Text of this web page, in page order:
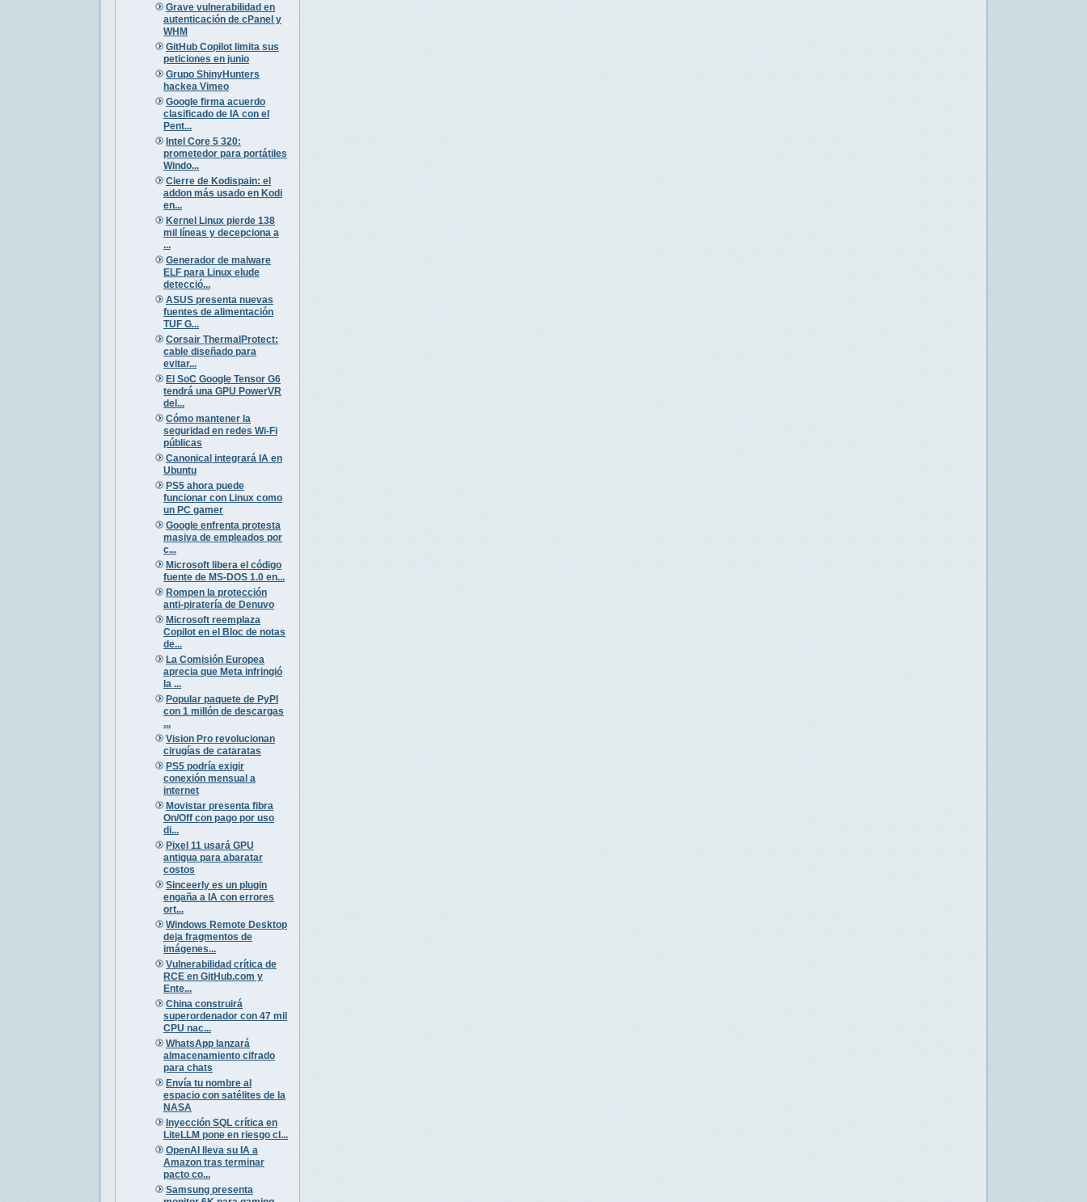
Grave vulnerabilidad en
autenticación de cPanel y
WHM
GitHub Copilot limita sus
peticiones en junio
Grupo ShinyHunters
hackea Vimeo
Google firma acuerdo
clasificado de IA con el
Pent...
Intel Core 5 320:
prometedor para portátiles
Windo...
Cierre de Kodispain: el
addon más usado en Kodi
en...
Kernel Linux pierde 138
mil líneas y decepciona a
...
Generador de malware
ELF para Linux elude
detecció...
ASUS presenta nuevas
fuentes de alimentación
TUF G...
Corsair ThermalProtect:
cable diseñado para
evitar...
El SoC Google Tensor G6
tendrá una GPU PowerVR
del...
Cómo mantener la
seguridad en redes Wi-Fi
públicas
Canonical integrará IA en
Ubuntu
PS5 ahora puede
funcionar con Linux como
un PC gamer
Google enfrenta protesta
masiva de empleados por
c...
Microsoft libera el código
fuente de MS-DOS 1.0 en...
Rompen la protección
anti-piratería de Denuvo
Microsoft reemplaza
Copilot en el Bloc de notas
de...
La Comisión Europea
aprecia que Meta infringió
la ...
Popular paquete de PyPI
con 1 millón de descargas
...
Vision Pro revolucionan
cirugías de cataratas
PS5 podría exigir
conexión mensual a
internet
Movistar presenta fibra
On/Off con pago por uso
di...
Pixel 11 usará GPU
antigua para abaratar
costos
Sinceerly es un plugin
engaña a IA con errores
ort...
Windows Remote Desktop
deja fragmentos de
imágenes...
Vulnerabilidad crítica de
RCE en GitHub.com y
Ente...
China construirá
superordenador con 47 mil
CPU nac...
WhatsApp lanzará
almacenamiento cifrado
para chats
Envía tu nombre al
espacio con satélites de la
NASA
Inyección SQL crítica en
LiteLLM pone en riesgo cl...
OpenAI lleva su IA a
Amazon tras terminar
pacto co...
Samsung presenta